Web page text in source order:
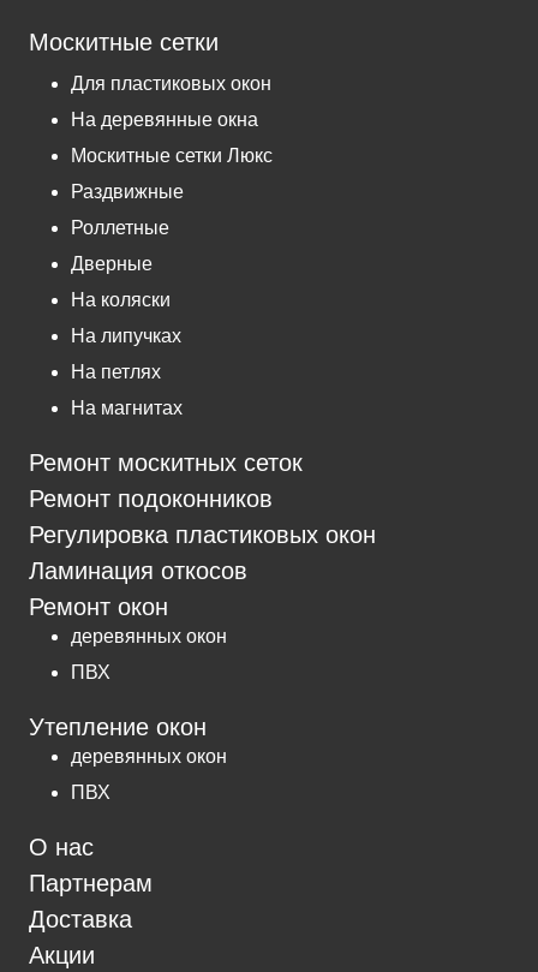
Москитные сетки
Для пластиковых окон
На деревянные окна
Москитные сетки Люкс
Раздвижные
Роллетные
Дверные
На коляски
На липучках
На петлях
На магнитах
Ремонт москитных сеток
Ремонт подоконников
Регулировка пластиковых окон
Ламинация откосов
Ремонт окон
деревянных окон
ПВХ
Утепление окон
деревянных окон
ПВХ
О нас
Партнерам
Доставка
Акции